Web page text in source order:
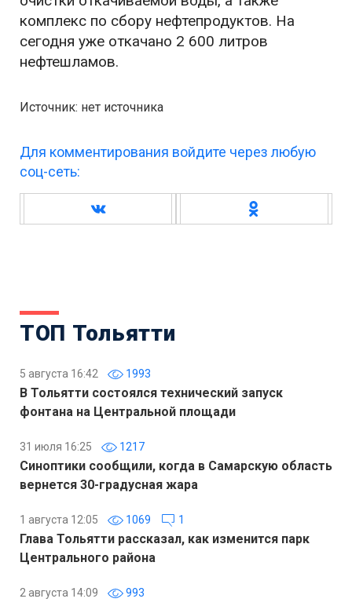
комплекс по сбору нефтепродуктов. На
сегодня уже откачано 2 600 литров
нефтешламов.
Источник: нет источника
Для комментирования войдите через любую
соц-сеть:
ТОП Тольятти
5 августа 16:42 1993
В Тольятти состоялся технический запуск
фонтана на Центральной площади
31 июля 16:25 1217
Синоптики сообщили, когда в Самарскую область
вернется 30-градусная жара
1 августа 12:05 1069 1
Глава Тольятти рассказал, как изменится парк
Центрального района
2 августа 14:09 993